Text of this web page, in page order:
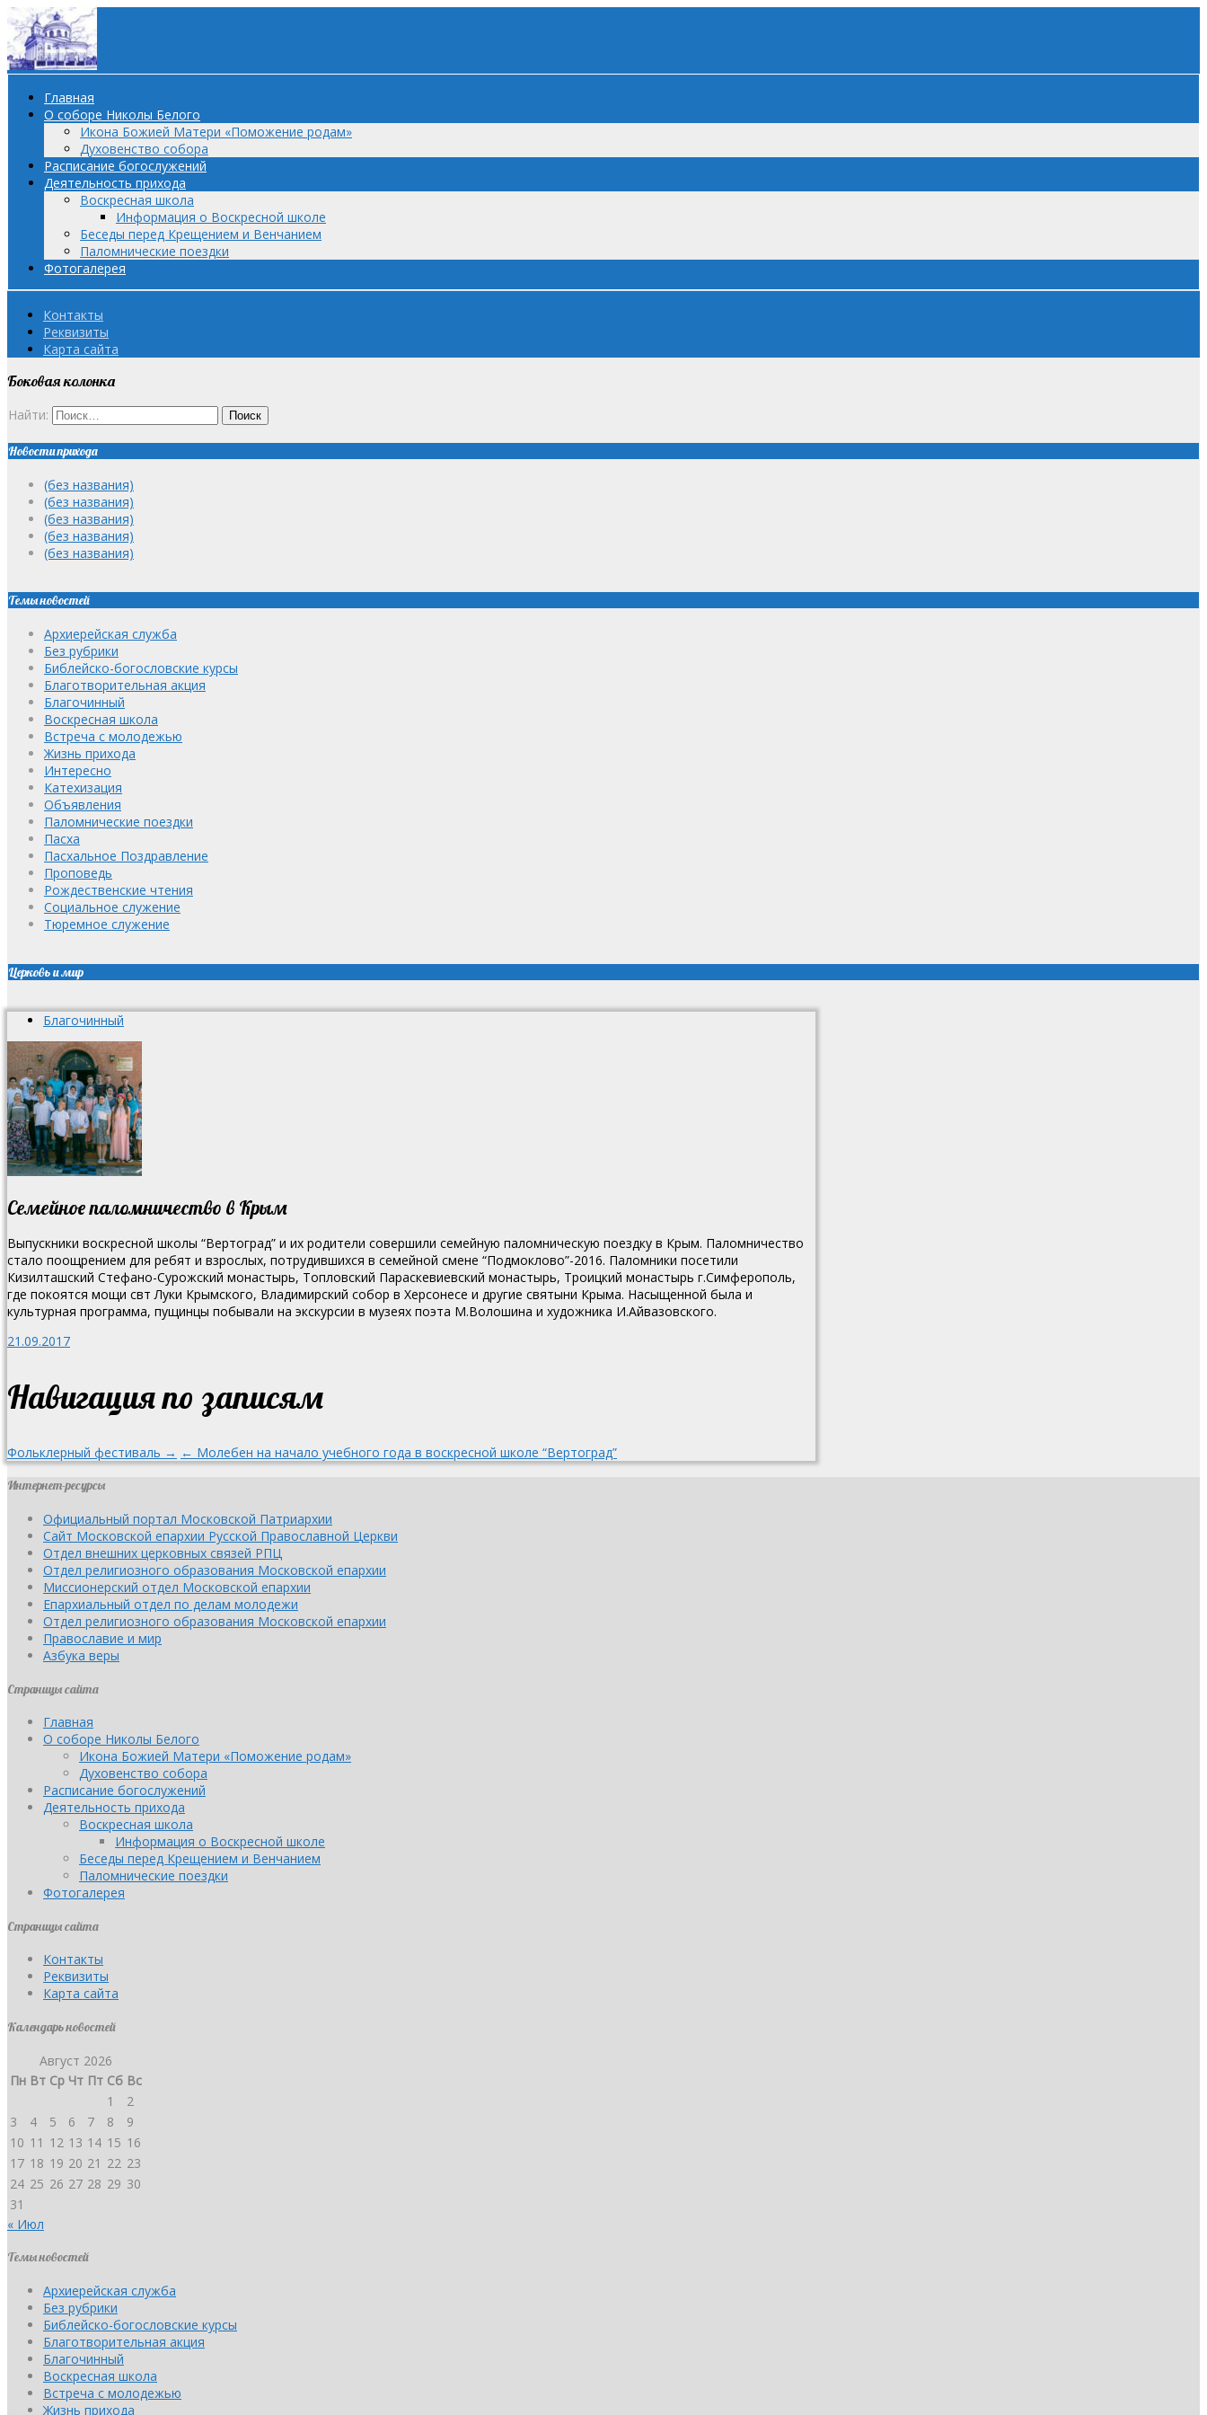
Главная
О соборе Николы Белого
Икона Божией Матери «Поможение родам»
Духовенство собора
Расписание богослужений
Деятельность прихода
Воскресная школа
Информация о Воскресной школе
Беседы перед Крещением и Венчанием
Паломнические поездки
Фотогалерея
Контакты
Реквизиты
Карта сайта
Боковая колонка
Найти:
Новости прихода
(без названия)
(без названия)
(без названия)
(без названия)
(без названия)
Темы новостей
Архиерейская служба
Без рубрики
Библейско-богословские курсы
Благотворительная акция
Благочинный
Воскресная школа
Встреча с молодежью
Жизнь прихода
Интересно
Катехизация
Объявления
Паломнические поездки
Пасха
Пасхальное Поздравление
Проповедь
Рождественские чтения
Социальное служение
Тюремное служение
Церковь и мир
Благочинный
Семейное паломничество в Крым
Выпускники воскресной школы “Вертоград” и их родители совершили семейную паломническую поездку в Крым. Паломничество
стало поощрением для ребят и взрослых, потрудившихся в семейной смене “Подмоклово”-2016. Паломники посетили
Кизилташский Стефано-Сурожский монастырь, Топловский Параскевиевский монастырь, Троицкий монастырь г.Симферополь,
где покоятся мощи свт Луки Крымского, Владимирский собор в Херсонесе и другие святыни Крыма. Насыщенной была и
культурная программа, пущинцы побывали на экскурсии в музеях поэта М.Волошина и художника И.Айвазовского.
21.09.2017
Навигация по записям
Фольклерный фестиваль → ← Молебен на начало учебного года в воскресной школе “Вертоград”
Интернет-ресурсы
Официальный портал Московской Патриархии
Сайт Московской епархии Русской Православной Церкви
Отдел внешних церковных связей РПЦ
Отдел религиозного образования Московской епархии
Миссионерский отдел Московской епархии
Епархиальный отдел по делам молодежи
Отдел религиозного образования Московской епархии
Православие и мир
Азбука веры
Страницы сайта
Главная
О соборе Николы Белого
Икона Божией Матери «Поможение родам»
Духовенство собора
Расписание богослужений
Деятельность прихода
Воскресная школа
Информация о Воскресной школе
Беседы перед Крещением и Венчанием
Паломнические поездки
Фотогалерея
Страницы сайта
Контакты
Реквизиты
Карта сайта
Календарь новостей
Август 2026
Пн Вт Ср Чт Пт Сб Вс
1
2
3
4 5 6 7 8
9
10 11 12 13 14 15 16
17 18 19 20 21 22 23
24 25 26 27 28 29 30
31
« Июл
Темы новостей
Архиерейская служба
Без рубрики
Библейско-богословские курсы
Благотворительная акция
Благочинный
Воскресная школа
Встреча с молодежью
Жизнь прихода